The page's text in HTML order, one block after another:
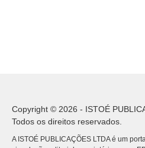
Copyright © 2026 - ISTOÉ
Todos os direitos reservados.
A ISTOÉ PUBLICAÇÕES LTDA é um